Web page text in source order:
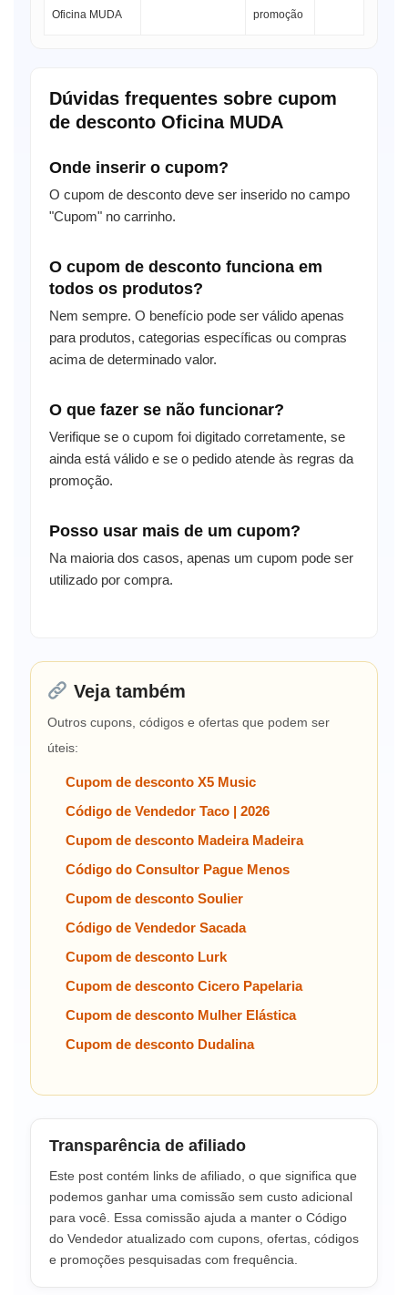
Oficina MUDA promoção
Dúvidas frequentes sobre cupom
de desconto Oficina MUDA
Onde inserir o cupom?
O cupom de desconto deve ser inserido no campo
"Cupom" no carrinho.
O cupom de desconto funciona em
todos os produtos?
Nem sempre. O benefício pode ser válido apenas
para produtos, categorias específicas ou compras
acima de determinado valor.
O que fazer se não funcionar?
Verifique se o cupom foi digitado corretamente, se
ainda está válido e se o pedido atende às regras da
promoção.
Posso usar mais de um cupom?
Na maioria dos casos, apenas um cupom pode ser
utilizado por compra.
Veja também
Outros cupons, códigos e ofertas que podem ser
úteis:
Cupom de desconto X5 Music
Código de Vendedor Taco | 2026
Cupom de desconto Madeira Madeira
Código do Consultor Pague Menos
Cupom de desconto Soulier
Código de Vendedor Sacada
Cupom de desconto Lurk
Cupom de desconto Cicero Papelaria
Cupom de desconto Mulher Elástica
Cupom de desconto Dudalina
Transparência de afiliado
Este post contém links de afiliado, o que significa que
podemos ganhar uma comissão sem custo adicional
para você. Essa comissão ajuda a manter o Código
do Vendedor atualizado com cupons, ofertas, códigos
e promoções pesquisadas com frequência.